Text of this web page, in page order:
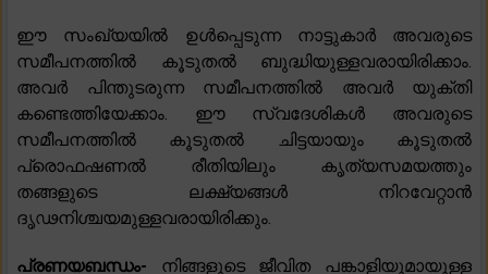
ഈ സംഖ്യയിൽ ഉൾപ്പെടുന്ന നാട്ടുകാർ അവരുടെ
സമീപനത്തിൽ കൂടുതൽ ബുദ്ധിയുള്ളവരായിരിക്കാം.
അവർ പിന്തുടരുന്ന സമീപനത്തിൽ അവർ യുക്തി
കണ്ടെത്തിയേക്കാം. ഈ സ്വദേശികൾ അവരുടെ
സമീപനത്തിൽ കൂടുതൽ ചിട്ടയായും കൂടുതൽ
പ്രൊഫഷണൽ രീതിയിലും കൃത്യസമയത്തും
തങ്ങളുടെ ലക്ഷ്യങ്ങൾ നിറവേറ്റാൻ
ദൃഢനിശ്ചയമുള്ളവരായിരിക്കും.
പ്രണയബന്ധം- നിങ്ങളുടെ ജീവിത പങ്കാളിയുമായുള്ള